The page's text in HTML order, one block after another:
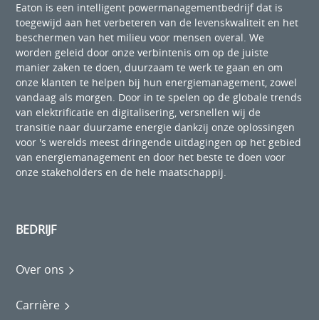
Eaton is een intelligent powermanagementbedrijf dat is
toegewijd aan het verbeteren van de levenskwaliteit en het
beschermen van het milieu voor mensen overal. We
worden geleid door onze verbintenis om op de juiste
manier zaken te doen, duurzaam te werk te gaan en om
onze klanten te helpen bij hun energiemanagement, zowel
vandaag als morgen. Door in te spelen op de globale trends
van elektrificatie en digitalisering, versnellen wij de
transitie naar duurzame energie dankzij onze oplossingen
voor 's werelds meest dringende uitdagingen op het gebied
van energiemanagement en door het beste te doen voor
onze stakeholders en de hele maatschappij.
BEDRIJF
Over ons
Carrière